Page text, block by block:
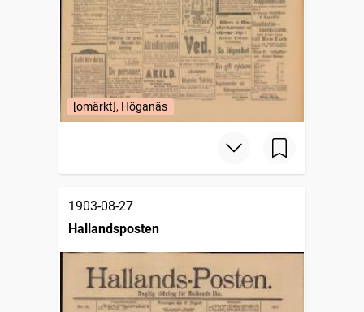
[omärkt], Höganäs
1903-08-27
Hallandsposten